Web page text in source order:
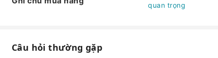
quan trọng
Câu hỏi thường gặp